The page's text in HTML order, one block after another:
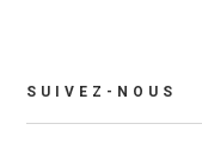
SUIVEZ-NOUS